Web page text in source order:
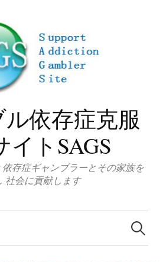
依存症克服
イトSAGS
依存症ギャンブラーとその家族を
社会に貢献します
索